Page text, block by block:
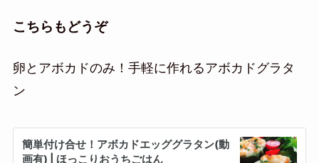
こちらもどうぞ
卵とアボカドのみ！手軽に作れるアボカドグラタ
ン